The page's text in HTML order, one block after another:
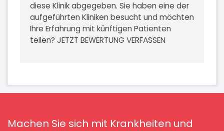
diese Klinik abgegeben. Sie haben eine der
aufgeführten Kliniken besucht und möchten
Ihre Erfahrung mit künftigen Patienten
teilen? JETZT BEWERTUNG VERFASSEN
Machen Sie sich mit Krankheiten und